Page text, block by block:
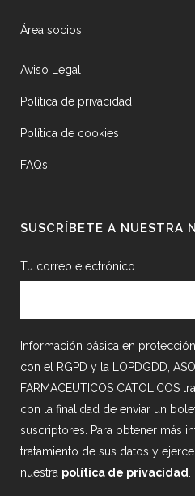
Área socios
Aviso Legal
Política de privacidad
Política de cookies
FAQs
SUSCRÍBETE A NUESTRA
Tu correo electrónico
Información básica en
con el RGPD y la LOPDGDD,
FARMACEUTICOS CATOLICOS
con la finalidad de enviar un
suscriptores. Para obtener más
tratamiento de sus datos y
nuestra política de privacidad